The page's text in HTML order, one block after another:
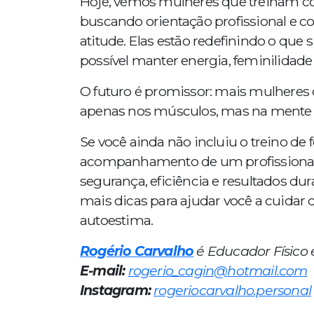
buscando orientação profissional e
atitude. Elas estão redefinindo o que
possível manter energia,
O futuro é promissor: mais mulheres
apenas nos músculos, mas na mente
Se você ainda não incluiu o treino de
acompanhamento de um
segurança, eficiência e resultados
mais dicas para ajudar você a cuidar
autoestima.
Rogério Carvalhoé Educador Físico
E-mail: rogerio_cagin@hotmail.com
Instagram: rogeriocarvalho.personal